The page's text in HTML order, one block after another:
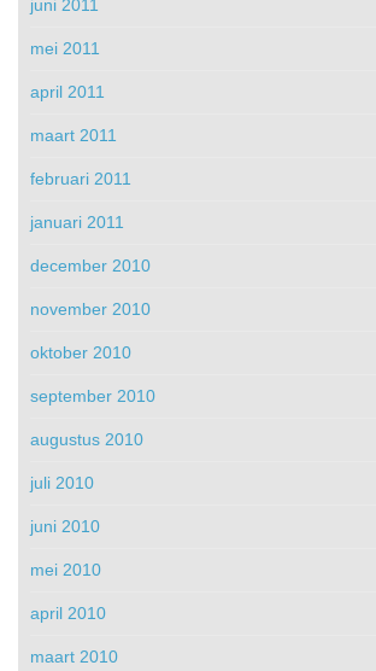
juni 2011
mei 2011
april 2011
maart 2011
februari 2011
januari 2011
december 2010
november 2010
oktober 2010
september 2010
augustus 2010
juli 2010
juni 2010
mei 2010
april 2010
maart 2010